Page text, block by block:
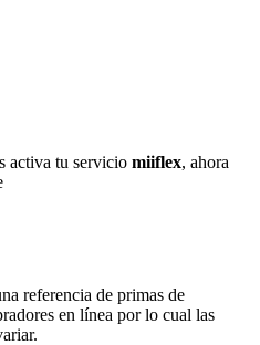
activa tu servicio miiflex, ahora
referencia de primas de
en línea por lo cual las